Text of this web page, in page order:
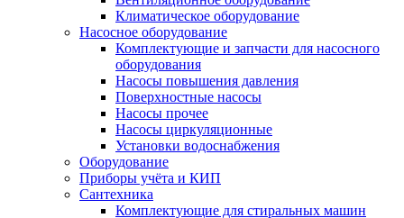
Климатическое оборудование
Насосное оборудование
Комплектующие и запчасти для насосного
оборудования
Насосы повышения давления
Поверхностные насосы
Насосы прочее
Насосы циркуляционные
Установки водоснабжения
Оборудование
Приборы учёта и КИП
Сантехника
Комплектующие для стиральных машин